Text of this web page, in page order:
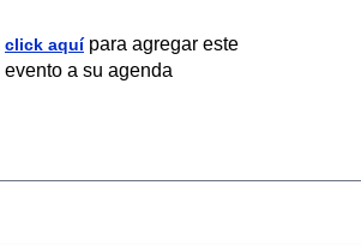
click aquípara agregar este
evento a su agenda